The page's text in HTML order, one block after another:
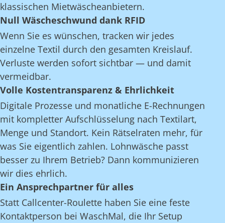
klassischen Mietwäscheanbietern.
Null Wäscheschwund dank RFID
Wenn Sie es wünschen, tracken wir jedes
einzelne Textil durch den gesamten Kreislauf.
Verluste werden sofort sichtbar — und damit
vermeidbar.
Volle Kostentransparenz & Ehrlichkeit
Digitale Prozesse und monatliche E-Rechnungen
mit kompletter Aufschlüsselung nach Textilart,
Menge und Standort. Kein Rätselraten mehr, für
was Sie eigentlich zahlen. Lohnwäsche passt
besser zu Ihrem Betrieb? Dann kommunizieren
wir dies ehrlich.
Ein Ansprechpartner für alles
Statt Callcenter-Roulette haben Sie eine feste
Kontaktperson bei WaschMal, die Ihr Setup